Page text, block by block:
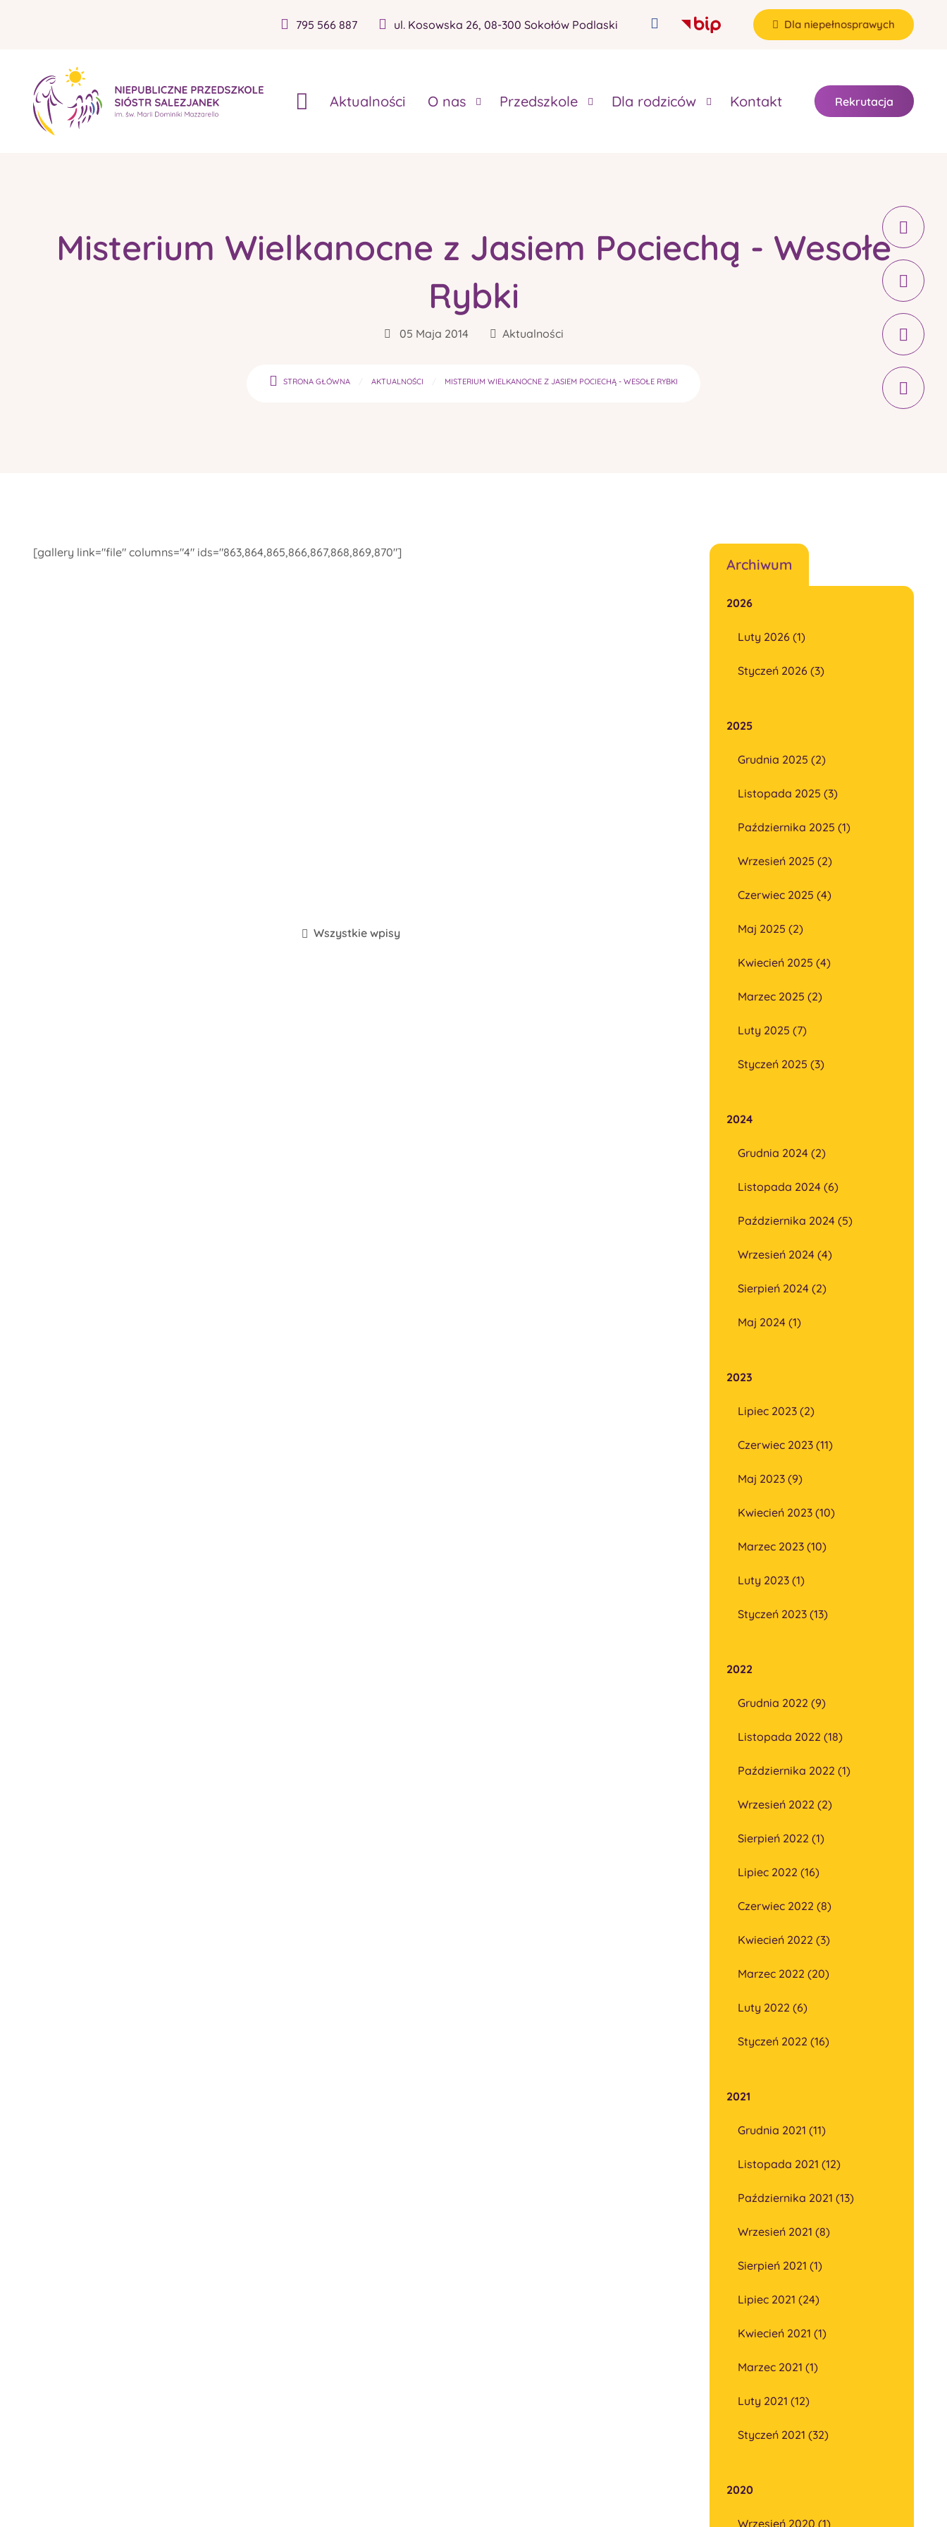
795 566 887 ul. Kosowska 26, 08-300 Sokołów Podlaski Dla niepełnosprawych
Aktualności O nas Przedszkole Dla rodziców Kontakt Rekrutacja
Misterium Wielkanocne z Jasiem Pociechą - Wesołe
Rybki
05 Maja 2014 Aktualności
STRONA GŁÓWNA AKTUALNOŚCI MISTERIUM WIELKANOCNE Z JASIEM POCIECHĄ - WESOŁE RYBKI
[gallery link="file" columns="4" ids="863,864,865,866,867,868,869,870"]
Wszystkie wpisy
Archiwum
2026
Luty 2026 (1)
Styczeń 2026 (3)
2025
Grudnia 2025 (2)
Listopada 2025 (3)
Października 2025 (1)
Wrzesień 2025 (2)
Czerwiec 2025 (4)
Maj 2025 (2)
Kwiecień 2025 (4)
Marzec 2025 (2)
Luty 2025 (7)
Styczeń 2025 (3)
2024
Grudnia 2024 (2)
Listopada 2024 (6)
Października 2024 (5)
Wrzesień 2024 (4)
Sierpień 2024 (2)
Maj 2024 (1)
2023
Lipiec 2023 (2)
Czerwiec 2023 (11)
Maj 2023 (9)
Kwiecień 2023 (10)
Marzec 2023 (10)
Luty 2023 (1)
Styczeń 2023 (13)
2022
Grudnia 2022 (9)
Listopada 2022 (18)
Października 2022 (1)
Wrzesień 2022 (2)
Sierpień 2022 (1)
Lipiec 2022 (16)
Czerwiec 2022 (8)
Kwiecień 2022 (3)
Marzec 2022 (20)
Luty 2022 (6)
Styczeń 2022 (16)
2021
Grudnia 2021 (11)
Listopada 2021 (12)
Października 2021 (13)
Wrzesień 2021 (8)
Sierpień 2021 (1)
Lipiec 2021 (24)
Kwiecień 2021 (1)
Marzec 2021 (1)
Luty 2021 (12)
Styczeń 2021 (32)
2020
Wrzesień 2020 (1)